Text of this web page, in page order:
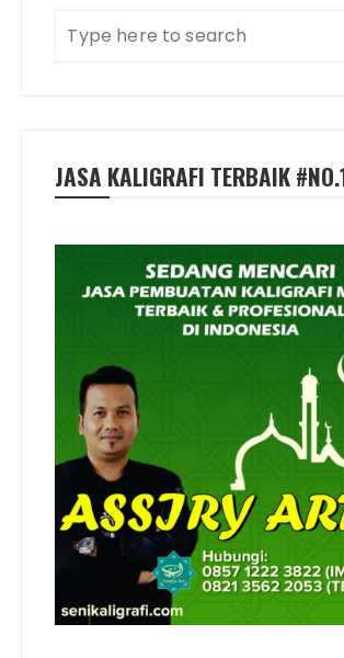
JASA KALIGRAFI TERBAIK